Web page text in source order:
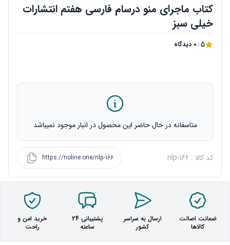
کتاب ماجرای منو درسام فارسی هفتم انتشارات
خیلی سبز
5 0 دیدگاه
متاسفانه در حال حاضر این محصول در انبار موجود نمیباشد
کد کالا : nlp-166 https://noline.one/nlp-166
ضمانت اصالت
کالاها
ارسال به سراسر
کشور
پشتیبانی 24
ساعته
خرید امن و
راحت